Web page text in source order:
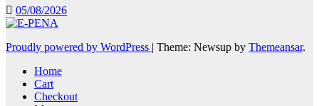
05/08/2026
Proudly powered by WordPress | Theme: Newsup by Themeansar.
Home
Cart
Checkout